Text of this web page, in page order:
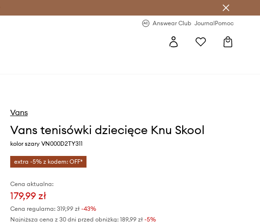
Answear Club JournalPomoc
Vans
Vans tenisówki dziecięce Knu Skool
kolor szary VN000D2TY311
extra -5% z kodem: OFF*
Cena aktualna:
179,99 zł
Cena regularna: 319,99 zł-43%
Najniższa cena z 30 dni przed obniżką: 189,99 zł -5%